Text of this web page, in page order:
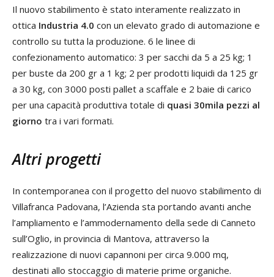
Il nuovo stabilimento è stato interamente realizzato in
ottica Industria 4.0 con un elevato grado di automazione e
controllo su tutta la produzione. 6 le linee di
confezionamento automatico: 3 per sacchi da 5 a 25 kg; 1
per buste da 200 gr a 1 kg; 2 per prodotti liquidi da 125 gr
a 30 kg, con 3000 posti pallet a scaffale e 2 baie di carico
per una capacità produttiva totale di quasi 30mila pezzi al
giorno tra i vari formati.
Altri progetti
In contemporanea con il progetto del nuovo stabilimento di
Villafranca Padovana, l’Azienda sta portando avanti anche
l’ampliamento e l’ammodernamento della sede di Canneto
sull’Oglio, in provincia di Mantova, attraverso la
realizzazione di nuovi capannoni per circa 9.000 mq,
destinati allo stoccaggio di materie prime organiche.